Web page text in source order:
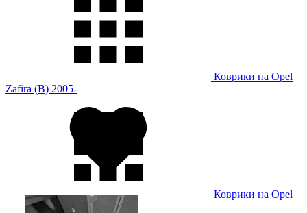
Коврики на Opel
Zafira (B) 2005-
Коврики на Opel
Zafira (C) Tourer 2012-